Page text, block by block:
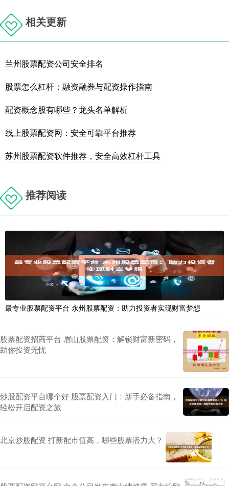
相关更新
兰州股票配资公司安全排名
股票怎么杠杆：融资融券与配资操作指南
配资概念股有哪些？龙头名单解析
线上股票配资网：安全可靠平台推荐
苏州股票配资软件推荐，安全高效杠杆工具
推荐阅读
最专业股票配资平台 永州股票配资：助力投资者实现财富梦想
股票配资招商平台 眉山股票配资：解锁财富新密码，
助你投资无忧
炒股配资平台哪个好 股票配资入门：新手必备指南，
轻松开启配资之旅
北京炒股配资 打新配市值高，哪些股票潜力大？